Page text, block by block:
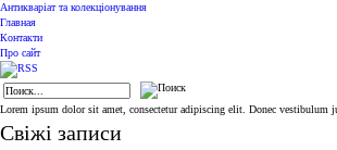
Антикваріат та колекціонування
Главная
Контакти
Про сайт
Lorem ipsum dolor sit amet, consectetur adipiscing elit. Donec vestibulum
Свіжі записи